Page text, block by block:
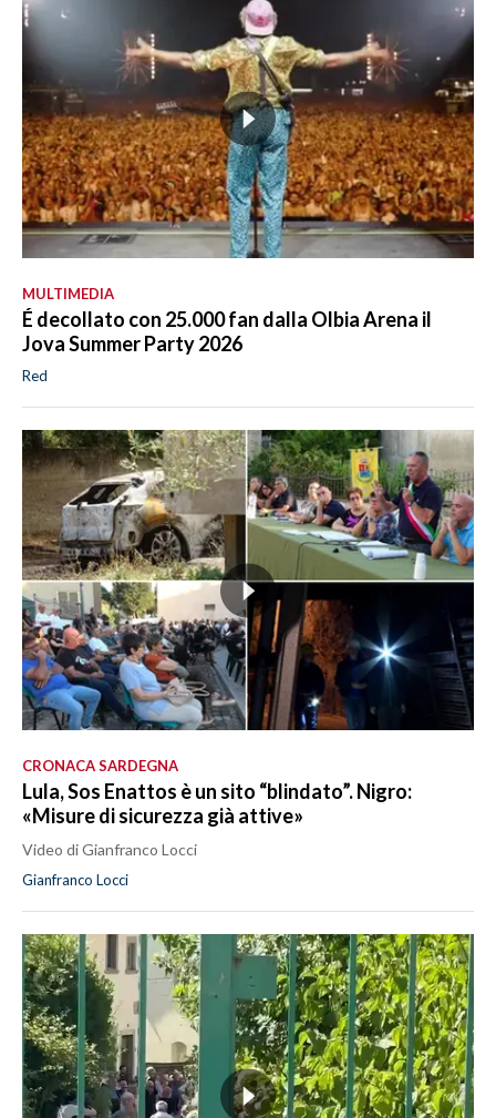
MULTIMEDIA
É decollato con 25.000 fan dalla Olbia Arena il
Jova Summer Party 2026
Red
CRONACA SARDEGNA
Lula, Sos Enattos è un sito “blindato”. Nigro:
«Misure di sicurezza già attive»
Video di Gianfranco Locci
Gianfranco Locci